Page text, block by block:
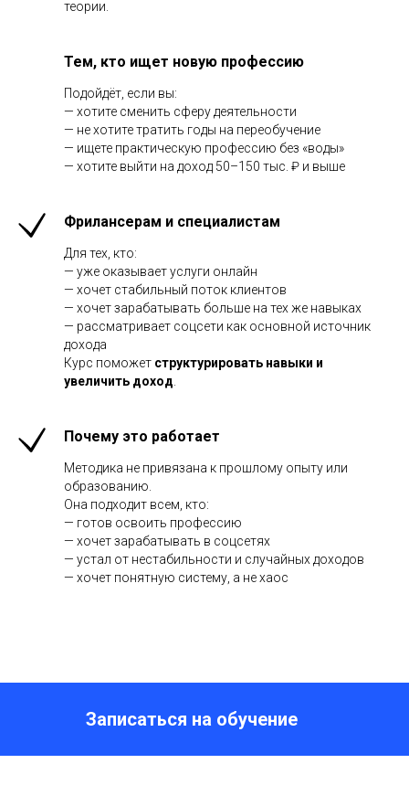
теории.
Тем, кто ищет новую профессию
Подойдёт, если вы:
— хотите сменить сферу деятельности
— не хотите тратить годы на переобучение
— ищете практическую профессию без «воды»
— хотите выйти на доход 50–150 тыс. ₽ и выше
Фрилансерам и специалистам
Для тех, кто:
— уже оказывает услуги онлайн
— хочет стабильный поток клиентов
— хочет зарабатывать больше на тех же навыках
— рассматривает соцсети как основной источник
дохода
Курс поможет структурировать навыки и
увеличить доход
Почему это работает
Методика не привязана к прошлому опыту или
образованию.
Она подходит всем, кто:
— готов освоить профессию
— хочет зарабатывать в соцсетях
— устал от нестабильности и случайных доходов
— хочет понятную систему, а не хаос
Записаться на обучение